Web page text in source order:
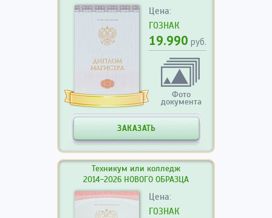
Цена:
ГОЗНАК
19.990 руб.
Фото
документа
ЗАКАЗАТЬ
Техникум или колледж
2014-2026 НОВОГО ОБРАЗЦА
Цена:
ГОЗНАК